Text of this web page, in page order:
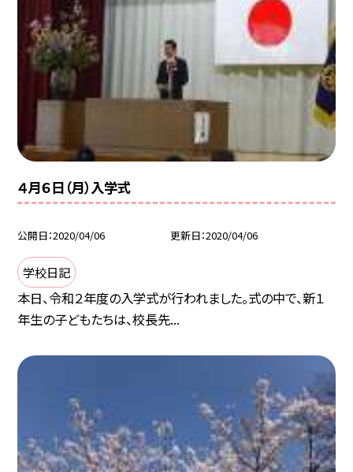
４月６日（月）入学式
公開日 2020/04/06 更新日 2020/04/06
学校日記
本日、令和２年度の入学式が行われました。式の中で、新１
年生の子どもたちは、校長先...